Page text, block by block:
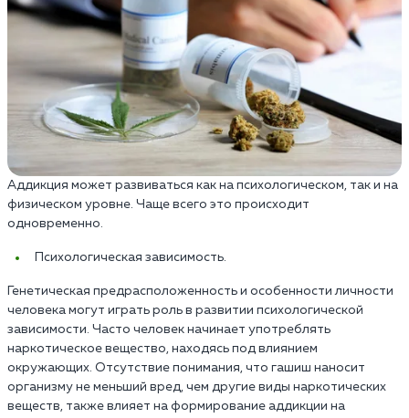
Аддикция может развиваться как на психологическом, так и на
физическом уровне. Чаще всего это происходит
одновременно.
Психологическая зависимость.
Генетическая предрасположенность и особенности личности
человека могут играть роль в развитии психологической
зависимости. Часто человек начинает употреблять
наркотическое вещество, находясь под влиянием
окружающих. Отсутствие понимания, что гашиш наносит
организму не меньший вред, чем другие виды наркотических
веществ, также влияет на формирование аддикции на